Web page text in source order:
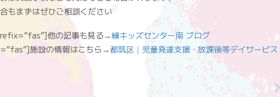
もまずはぜひご相談ください
他の記事も見る→縁キッズセンター南 ブログ
施設の情報はこちら→都筑区｜児童発達支援・放課後等デイサービス